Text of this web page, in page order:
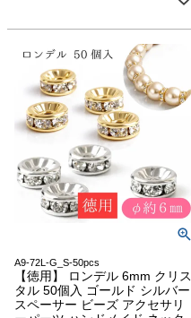
A9-72L-G_S-50pcs
【徳用】 ロンデル 6mm クリス
タル 50個入 ゴールド シルバー
スペーサー ビーズ アクセサリ